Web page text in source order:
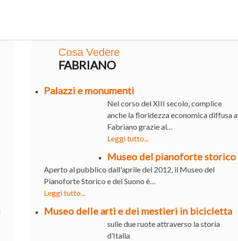
Cosa Vedere
FABRIANO
Palazzi e monumenti
Nel corso del XIII secolo, complice
anche la floridezza economica diffusa a
Fabriano grazie al…
Leggi tutto...
Museo del pianoforte storico
Aperto al pubblico dall'aprile del 2012, il Museo del
Pianoforte Storico e del Suono è…
Leggi tutto...
Museo delle arti e dei mestieri in bicicletta
sulle due ruote attraverso la storia
d’Italia